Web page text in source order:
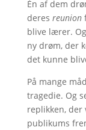
Én af dem
deres reunion
blive lærer.
ny drøm, der
det kunne
På mange
tragedie. Og
replikken,
publikums